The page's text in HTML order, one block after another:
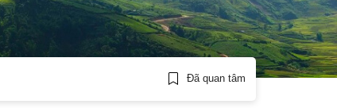
Đã quan tâm